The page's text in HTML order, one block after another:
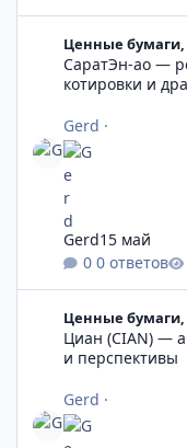
Ценные
СаратЭн-ао —
котировки и
Gerd ·
0 ответов
Gerd15 май
Ценные
Циан (CIAN) —
и перспективы
Gerd ·